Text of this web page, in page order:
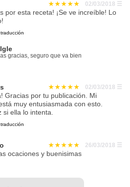
02/03/2018 ☰
por esta receta! ¡Se ve increíble! Lo
gracias, seguro que va bien
02/03/2018 ☰
Gracias por tu publicación. Mi
muy entusiasmada con esto.
si ella lo intenta.
26/03/2018 ☰
ocaciones y buenisimas